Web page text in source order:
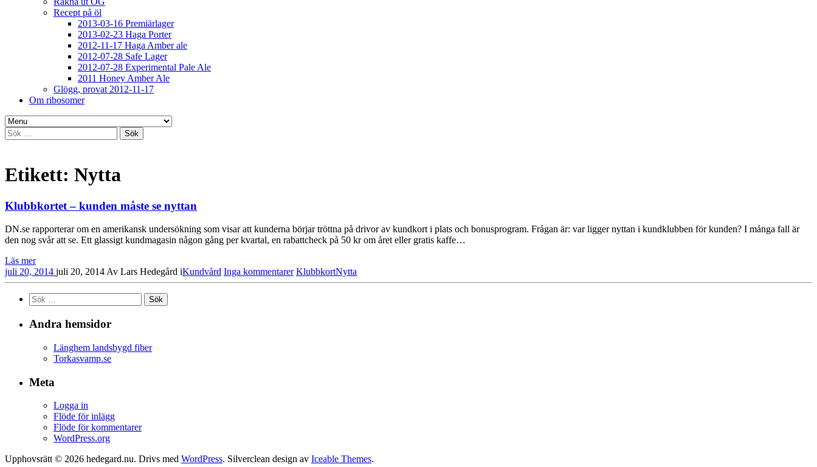
Recept på öl
2013-03-16 Premiärlager
2013-02-23 Haga Porter
2012-11-17 Haga Amber ale
2012-07-28 Safe Lager
2012-07-28 Experimental Pale Ale
2011 Honey Amber Ale
Glögg, provat 2012-11-17
Om ribosomer
Sök
efter:
Etikett: Nytta
Klubbkortet – kunden måste se nyttan
DN.se rapporterar om en amerikansk undersökning som visar att kunderna börjar tröttna på drivor av kundkort i plats och bonusprogram. Frågan är: var ligger nyttan i kundklubben för kunden? I många fall är
den nog svår att se. Ett glassigt kundmagasin någon gång per kvartal, en rabattcheck på 50 kr om året eller gratis kaffe…
Läs mer
juli 20, 2014 juli 20, 2014Av Lars Hedegård iKundvård Inga kommentarer KlubbkortNytta
Sök
efter:
Andra hemsidor
Länghem landsbygd fiber
Torkasvamp.se
Meta
Logga in
Flöde för inlägg
Flöde för kommentarer
WordPress.org
Upphovsrätt © 2026 hedegard.nu. Drivs med WordPress. Silverclean design av Iceable Themes.